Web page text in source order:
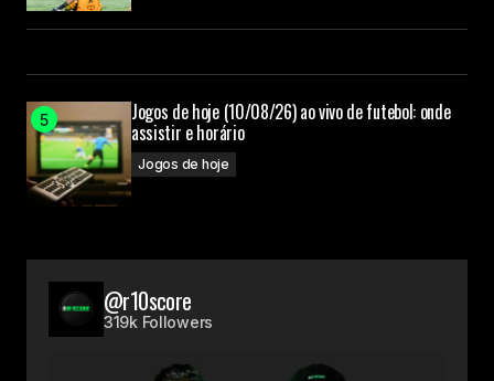
Jogos de hoje (10/08/26) ao vivo de futebol: onde
assistir e horário
Jogos de hoje
@r10score
319k Followers